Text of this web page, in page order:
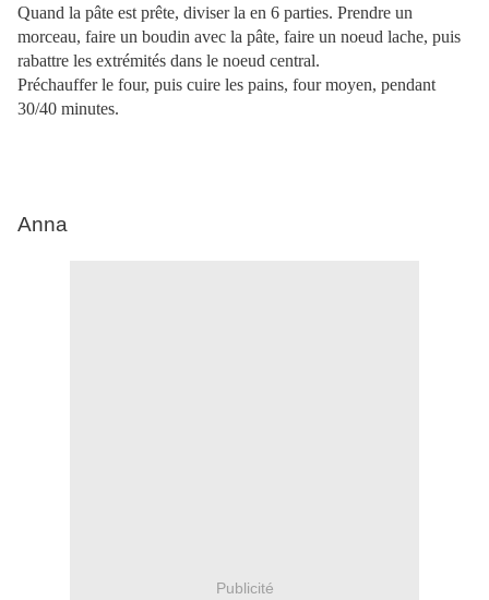
Quand la pâte est prête, diviser la en 6 parties. Prendre un
morceau, faire un boudin avec la pâte, faire un noeud lache, puis
rabattre les extrémités dans le noeud central.
Préchauffer le four, puis cuire les pains, four moyen, pendant
30/40 minutes.
Anna
Publicité